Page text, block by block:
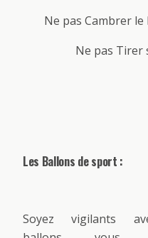
Ne pas Cambrer le
Ne pas Tirer
Les Ballons de sport :
Soyez vigilants